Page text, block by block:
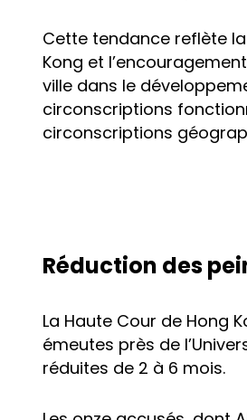
Cette tendance reflète
Kong et
ville dans le
circonscriptions
circonscriptions
Réduction des
La Haute Cour de Hong
émeutes près de
réduites de 2 à 6 mois.